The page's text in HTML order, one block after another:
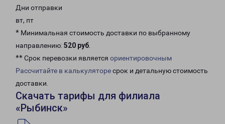
Дни отправки
вт, пт
* Минимальная стоимость доставки по выбранному
направлению: 520 руб.
** Срок перевозки является ориентировочным
Рассчитайте в калькуляторесрок и детальную стоимость
доставки.
Скачать тарифы для филиала
«Рыбинск»